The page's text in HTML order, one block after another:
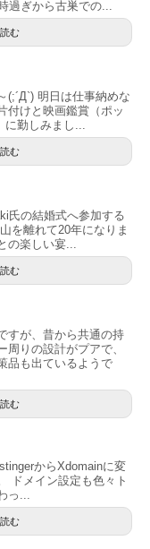
過ぎから古巣での...
む
(;´Д`) 明日は仕事納めな
付けと映画鑑賞（ポッ
に勤しみまし...
む
氏の結婚式へ参加する
を離れて20年になりま
の楽しい宴...
む
すが、昔から共通の持
りの設計がプアで、
品も出ているようで
む
からXdomainに変
ドメイン設定も色々ト
っ...
む